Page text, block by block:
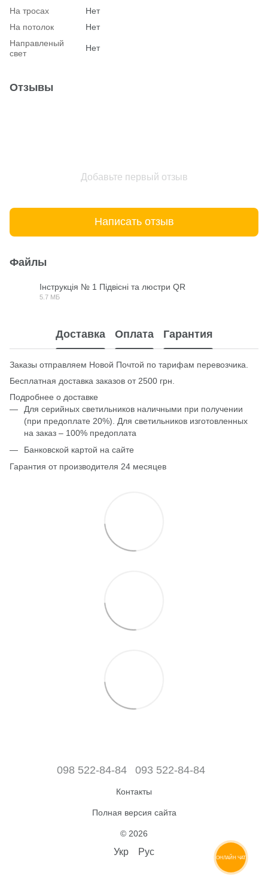
На тросах
Нет
На потолок
Нет
Hаправленый
свет
Нет
Отзывы
Добавьте первый отзыв
Написать отзыв
Файлы
Інструкція № 1 Підвісні та люстри QR
5.7 МБ
Доставка Оплата Гарантия
Заказы отправляем Новой Почтой по тарифам перевозчика.
Бесплатная доставка заказов от 2500 грн.
Подробнее о доставке
Для серийных светильников наличными при получении
(при предоплате 20%). Для светильников изготовленных
на заказ – 100% предоплата
Банковской картой на сайте
Гарантия от производителя 24 месяцев
098 522-84-84 093 522-84-84
Контакты
Полная версия сайта
© 2026
Укр Рус
ОНЛАЙН ЧАТ